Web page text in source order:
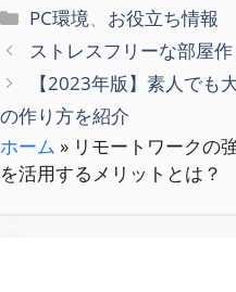
カ
テ
ゴ
リ
ー
PC環境、 お役立ち情報
ストレスフリーな部屋
【2023年版】素人でも
の作り方を紹介
ホーム » リモートワークの
を活用するメリットとは？